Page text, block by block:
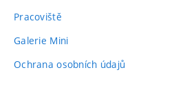
Pracoviště
Galerie Mini
Ochrana osobních údajů